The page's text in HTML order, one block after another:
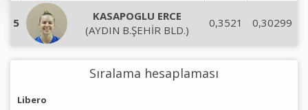
5
KASAPOGLU ERCE
(AYDIN B.ŞEHİR BLD.)
0,3521 0,30299
Sıralama hesaplaması
Libero